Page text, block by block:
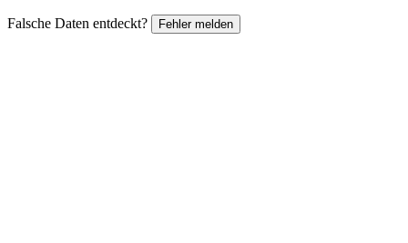
Falsche Daten entdeckt? Fehler melden